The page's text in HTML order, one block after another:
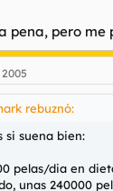
país!.
a tirotear a
si tomáis
pena, pero
rebuznó:
si suena bien:
pelas/dia en
unas 240000